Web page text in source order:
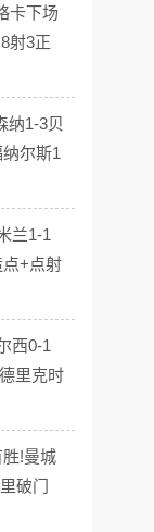
卡下场
射3正
纳1-3贝
尔斯1
兰1-1
+点射
西0-1
里克时
胜!曼城
破门